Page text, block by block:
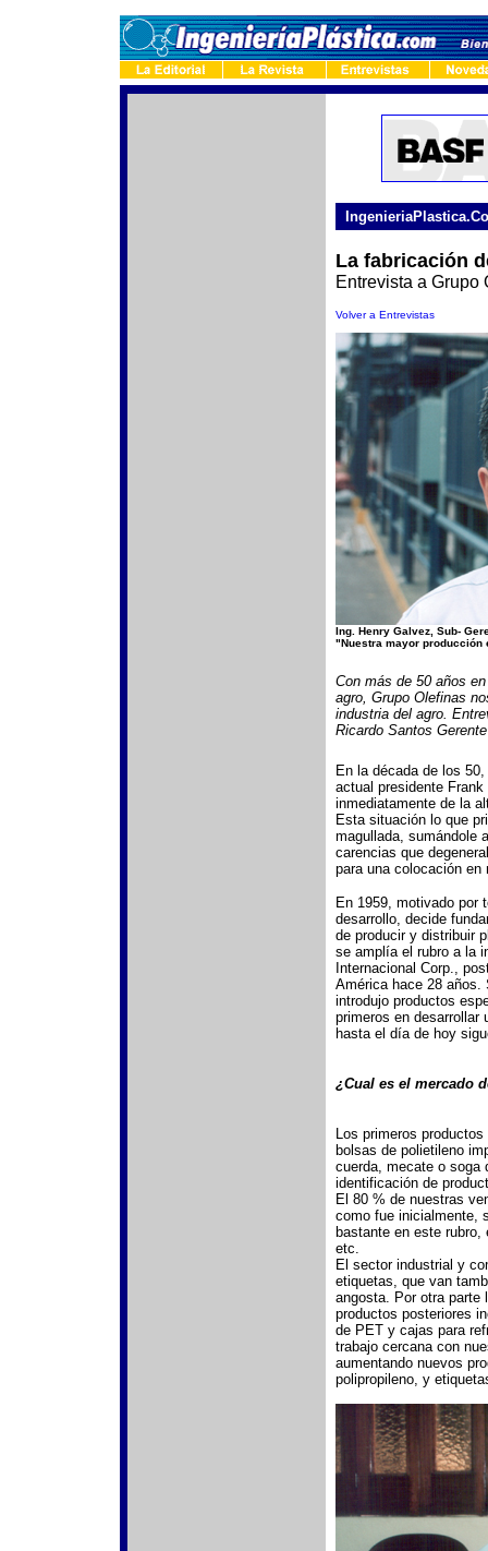
La fabricación
Entrevista a Grupo
Volver a Entrevistas
Ing. Henry Galvez, Sub-
"Nuestra mayor producción
Con más de 50 años
agro, Grupo Olefinas
industria del agro.
Ricardo Santos
En la década de los
actual presidente
inmediatamente de la
Esta situación lo que
magullada, sumándole
carencias que
para una colocación
En 1959, motivado por
desarrollo, decide
de producir y distribuir
se amplía el rubro a la
Internacional Corp.,
América hace 28 años.
introdujo productos
primeros en desarrollar
hasta el día de hoy
¿Cual es el mercado
Los primeros
bolsas de polietileno
cuerda, mecate o soga
identificación de
El 80 % de nuestras
como fue inicialmente,
bastante en este
etc.
El sector industrial y
etiquetas, que van
angosta. Por otra parte
productos posteriores
de PET y cajas para
trabajo cercana con
aumentando nuevos
polipropileno, y